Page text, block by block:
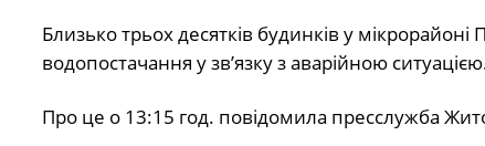
Близько трьох десятків будинків у
водопостачання у зв’язку з аварійною
Про це о 13:15 год. повідомила пресслужба